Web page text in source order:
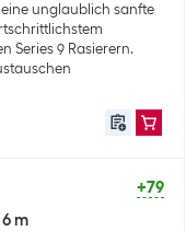
unglaublich sanfte
Series 9 Rasierern.
+79
m